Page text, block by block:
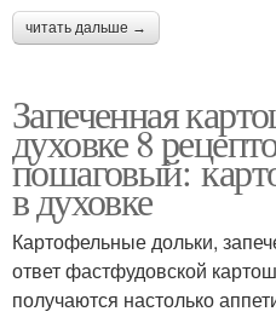
читать дальше →
Запеченная
духовке 8
пошаговый:
в духовке
Картофельные дольки,
ответ фастфудовской
получаются настолько